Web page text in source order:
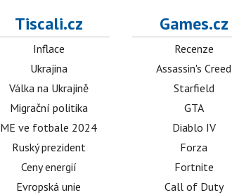
Tiscali.cz
Inflace
Ukrajina
Válka na Ukrajině
Migrační politika
ME ve fotbale 2024
Ruský prezident
Ceny energií
Evropská unie
Games.cz
Recenze
Assassin's Creed
Starfield
GTA
Diablo IV
Forza
Fortnite
Call of Duty